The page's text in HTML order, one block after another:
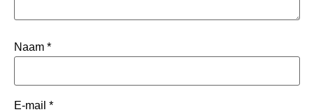
Naam *
E-mail *